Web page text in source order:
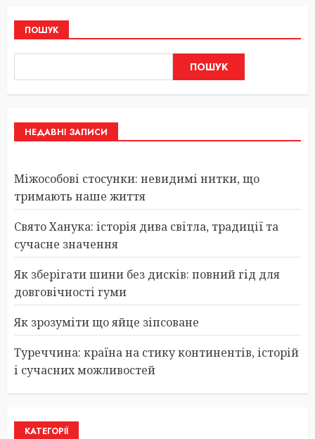
ПОШУК
ПОШУК
НЕДАВНІ ЗАПИСИ
Міжособові стосунки: невидимі нитки, що
тримають наше життя
Свято Ханука: історія дива світла, традиції та
сучасне значення
Як зберігати шини без дисків: повний гід для
довговічності гуми
Як зрозуміти що яйце зіпсоване
Туреччина: країна на стику континентів, історій
і сучасних можливостей
КАТЕГОРІЇ